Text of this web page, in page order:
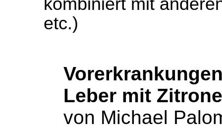
kombiniert mit
etc.)
Leber mit
von Michael